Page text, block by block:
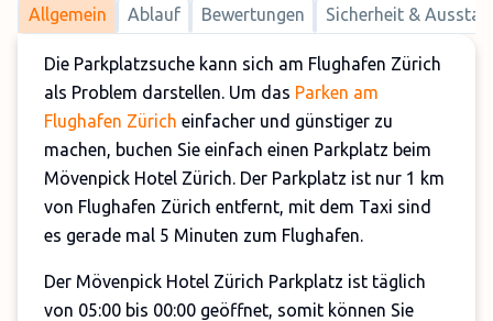
Allgemein Ablauf Bewertungen Sicherheit &
Die Parkplatzsuche kann sich am Flughafen Zürich
als Problem darstellen. Um das Parken am
Flughafen Zürich einfacher und günstiger zu
machen, buchen Sie einfach einen Parkplatz beim
Mövenpick Hotel Zürich. Der Parkplatz ist nur 1 km
von Flughafen Zürich entfernt, mit dem Taxi sind
es gerade mal 5 Minuten zum Flughafen.
Der Mövenpick Hotel Zürich Parkplatz ist täglich
von 05:00 bis 00:00 geöffnet, somit können Sie